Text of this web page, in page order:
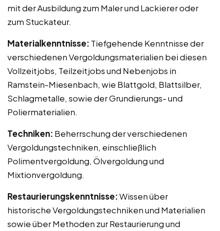
mit der Ausbildung zum Maler und Lackierer oder
zum Stuckateur.
Materialkenntnisse: Tiefgehende Kenntnisse der
verschiedenen Vergoldungsmaterialien bei diesen
Vollzeitjobs, Teilzeitjobs und Nebenjobs in
Ramstein-Miesenbach, wie Blattgold, Blattsilber,
Schlagmetalle, sowie der Grundierungs- und
Poliermaterialien.
Techniken: Beherrschung der verschiedenen
Vergoldungstechniken, einschließlich
Polimentvergoldung, Ölvergoldung und
Mixtionvergoldung.
Restaurierungskenntnisse:Wissen über
historische Vergoldungstechniken und Materialien
sowie über Methoden zur Restaurierung und